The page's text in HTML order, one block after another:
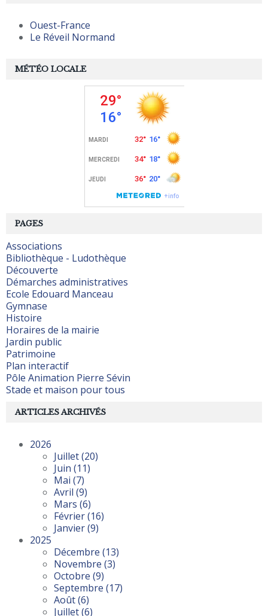
PAGES
Associations
Bibliothèque - Ludothèque
Découverte
Démarches administratives
Ecole Edouard Manceau
Gymnase
Histoire
Horaires de la mairie
Jardin public
Patrimoine
Plan interactif
Pôle Animation Pierre Sévin
Stade et maison pour tous
MÉTÉO LOCALE
Ouest-France
Le Réveil Normand
ARTICLES ARCHIVÉS
2026
Juillet(20)
Juin (11)
Mai (7)
Avril (9)
Mars (6)
Février(16)
Janvier(9)
2025
Décembre (13)
Novembre (3)
Octobre (9)
Septembre (17)
Août(6)
Juillet(6)